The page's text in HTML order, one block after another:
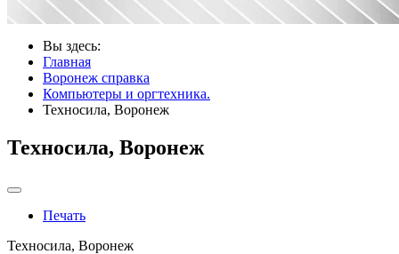
Вы здесь:
Главная
Воронеж справка
Компьютеры и оргтехника.
Техносила, Воронеж
Техносила, Воронеж
Печать
Техносила, Воронеж